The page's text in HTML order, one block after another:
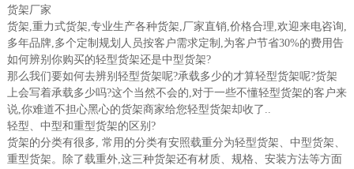
货架厂家
货架,重力式货架,专业生产各种货架,厂家直销,价格合理,欢迎来电咨询,
多年品牌,多个定制规划人员按客户需求定制,为客户节省30%的费用告
如何辨别你购买的轻型货架还是中型货架?
那么我们要如何去辨别轻型货架呢?承载多少的才算轻型货架呢?货架
上会写着承载多少吗?这个当然不会的,对于一些不懂轻型货架的客户来
说,你难道不担心黑心的货架商家给您轻型货架却收了..
轻型、中型和重型货架的区别?
货架的分类有很多, 常用的分类有安照载重分为轻型货架、中型货架、
重型货架。除了载重外,这三种货架还有材质、规格、安装方法等方面